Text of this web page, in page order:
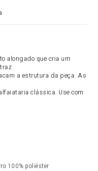
alongado que cria um
a estrutura da peça. As
clássica. Use com
100% poliéster